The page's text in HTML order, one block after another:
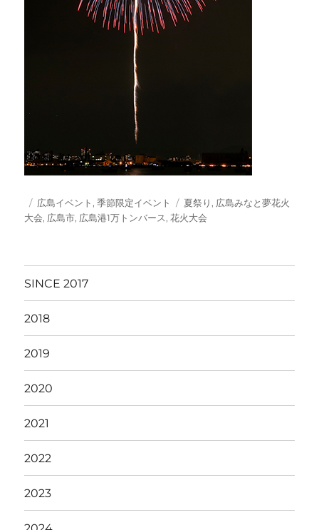
投
稿
カ
テ
広島イベント,季節限定イベント
タ
グ
夏祭り, 広島みなと夢花火
大会, 広島市, 広島港1万トンバース,花火大会
SINCE 2017
2018
2019
2020
2021
2022
2023